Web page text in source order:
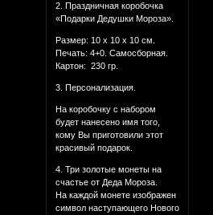
2. Праздничная коробочка
«Подарки Дедушки Мороза».
Размер: 10 x 10 x 10 см.
Печать: 4+0. Самосборная.
Картон: 230 гр.
3. Персонализация.
На коробочку с набором
будет нанесено имя того,
кому Вы приготовили этот
красивый подарок.
4. Три золотые монеты на
счастье от Деда Мороза.
На каждой монете изображен
символ наступающего Нового